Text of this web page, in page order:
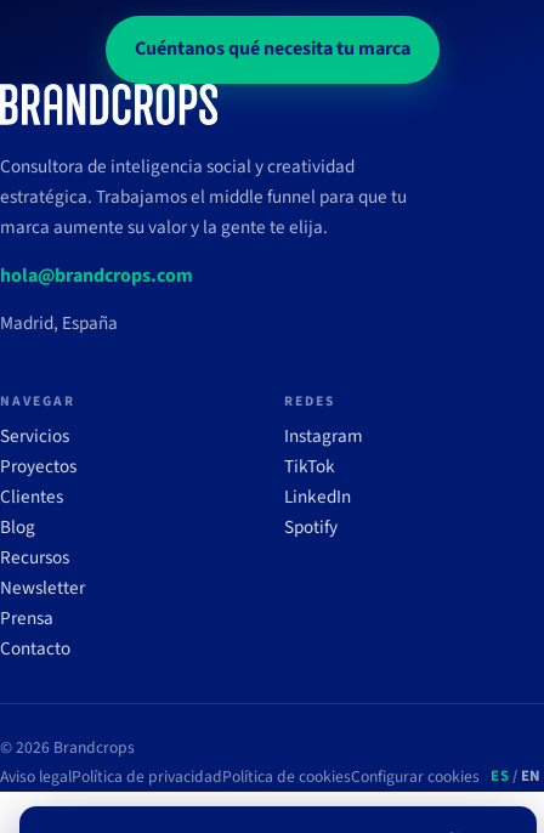
Cuéntanos qué necesita tu marca
Consultora de inteligencia social y creatividad
estratégica. Trabajamos el middle funnel para que tu
marca aumente su valor y la gente te elija.
hola@brandcrops.com
Madrid, España
NAVEGAR
Servicios
Proyectos
Clientes
Blog
Recursos
Newsletter
Prensa
Contacto
REDES
Instagram
TikTok
LinkedIn
Spotify
© 2026 Brandcrops
Aviso legalPolítica de privacidadPolítica de cookiesConfigurar cookies ES/ EN